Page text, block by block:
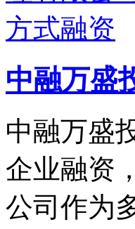
中融万盛
中融万盛
企业融资
公司作为